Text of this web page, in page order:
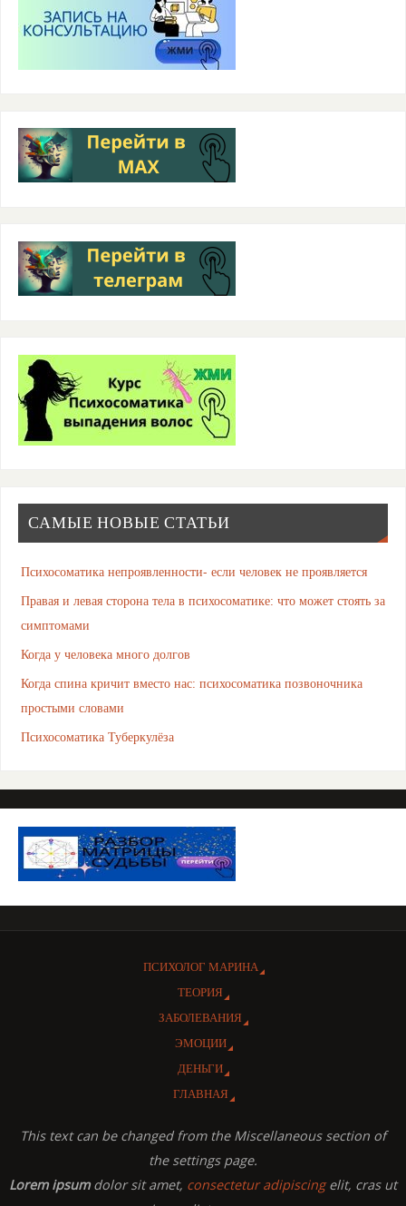
САМЫЕ НОВЫЕ СТАТЬИ
Психосоматика непроявленности- если человек не проявляется
Правая и левая сторона тела в психосоматике: что может стоять за
симптомами
Когда у человека много долгов
Когда спина кричит вместо нас: психосоматика позвоночника
простыми словами
Психосоматика Туберкулёза
ПСИХОЛОГ МАРИНА
ТЕОРИЯ
ЗАБОЛЕВАНИЯ
ЭМОЦИИ
ДЕНЬГИ
ГЛАВНАЯ
This text can be changed from the Miscellaneous section of
the settings page.
Lorem ipsumdolor sit amet, consectetur adipiscingelit, cras ut